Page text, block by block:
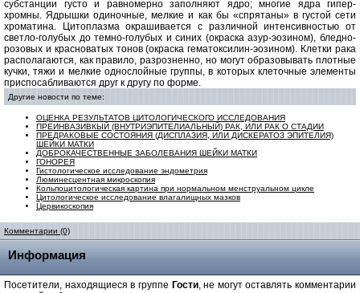
субстанции густо и равномерно заполняют ядро; многие ядра гипер-
хромны. Ядрышки одиночные, мелкие и как бы «спрятаны» в густой сети
хроматина. Цитоплазма окрашивается с различной интенсивностью от
светло-голубых до темно-голубых и синих (окраска азур-эозином), бледно-
розовых и красноватых тонов (окраска гематоксилин-эозином). Клетки рака
располагаются, как правило, разрозненно, но могут образовывать плотные
кучки, тяжи и мелкие однослойные группы, в которых клеточные элементы
приспосабливаются друг к другу по форме.
Другие новости по теме:
ОЦЕНКА РЕЗУЛЬТАТОВ ЦИТОЛОГИЧЕСКОГО ИССЛЕДОВАНИЯ
ПРЕИНВАЗИВКЫЙ (ВНУТРИЭПИТЕЛИАЛЬНЫЙ) РАК, ИЛИ РАК О СТАДИИ
ПРЕДРАКОВЫЕ СОСТОЯНИЯ (ДИСПЛАЗИЯ, ИЛИ ДИСКЕРАТОЗ ЭПИТЕЛИЯ)
ШЕЙКИ МАТКИ
ДОБРОКАЧЕСТВЕННЫЕ ЗАБОЛЕВАНИЯ ШЕЙКИ МАТКИ
ГОНОРЕЯ
Гистологическое исследование эндометрия
Люминесцентная микроскопия
Кольпоцитологическая картина при нормальном менструальном цикле
Цитологическое исследование влагалищных мазков
Цервикоскопия
Комментарии (0)
Информация
Посетители, находящиеся в группе Гости, не могут оставлять комментарии